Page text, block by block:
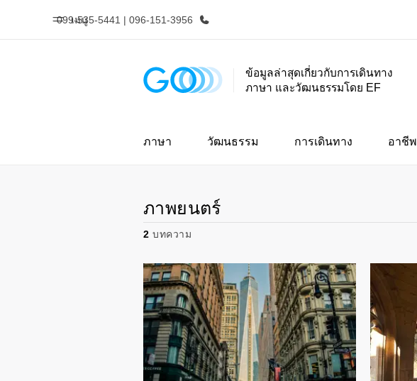
เมนู
099-535-5441 | 096-151-3956
หน้าหลัก โปรแกรม
ข้อมูลล่าสุดเกี่ยวกับการเดินทาง
ภาษา และวัฒนธรรมโดย EF
ภาษา วัฒนธรรม การเดินทาง อาชีพ
ภาพยนตร์
2 บทความ